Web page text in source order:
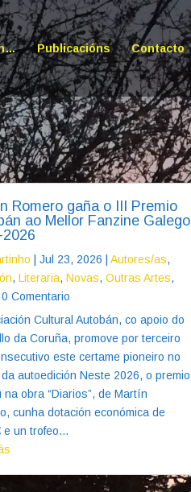
Publicacións Contacto
Romero gaña o III Premio
ao Mellor Fanzine Galego
Jul 23, 2026 Autores/as,
, Literaria, Novas, Outras Artes,
0 Comentario
Cultural Autobán, co apoio do
da Coruña, promove por terceiro
este certame pioneiro no
autoedición Neste 2026, o premio
na obra “Diarios”, de Martín
cunha dotación económica de
e un trofeo...